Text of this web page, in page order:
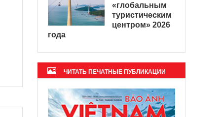
«глобальным
туристическим
центром» 2026
года
ЧИТАТЬ ПЕЧАТНЫЕ ПУБЛИКАЦИИ